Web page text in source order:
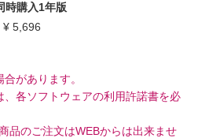
時購入1年版
¥ 5,696
があります。
各ソフトウェアの利用許諾書を必
品のご注文はWEBからは出来ませ